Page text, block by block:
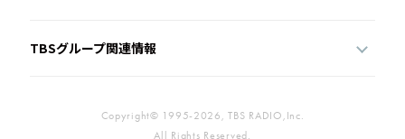
TBSグループ関連情報
Copyright© 1995-2026, TBS RADIO,Inc.
All Rights Reserved.